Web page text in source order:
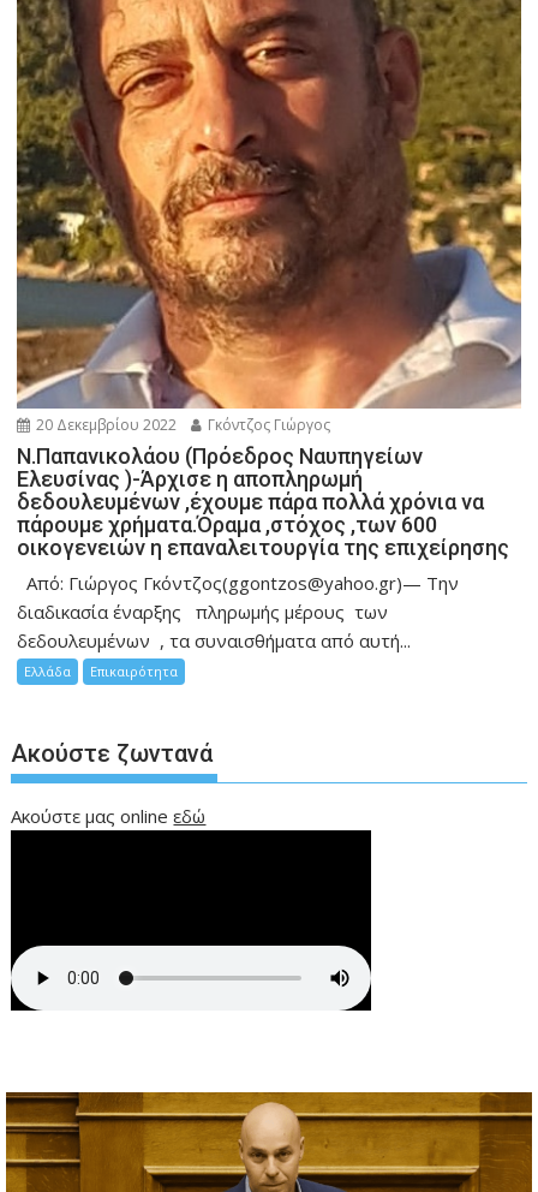
20 Δεκεμβρίου 2022 Γκόντζος Γιώργος
Ν.Παπανικολάου (Πρόεδρος Ναυπηγείων
Ελευσίνας )-Άρχισε η αποπληρωμή
δεδουλευμένων ,έχουμε πάρα πολλά χρόνια να
πάρουμε χρήματα.Όραμα ,στόχος ,των 600
οικογενειών η επαναλειτουργία της επιχείρησης
Από: Γιώργος Γκόντζος(ggontzos@yahoo.gr)— Την
διαδικασία έναρξης πληρωμής μέρους των
δεδουλευμένων , τα συναισθήματα από αυτή...
Ελλάδα Επικαιρότητα
Ακούστε ζωντανά
Ακούστε μας onlineεδώ